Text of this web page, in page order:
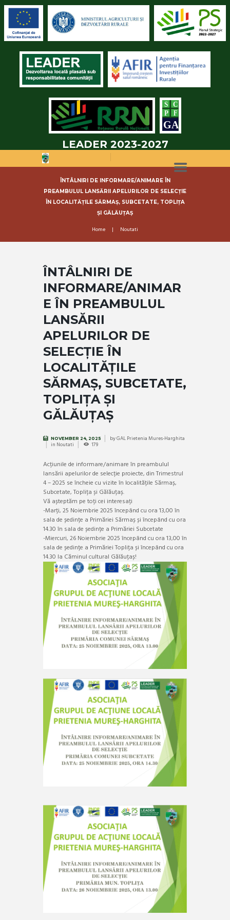
LEADER 2023-2027
ÎNTÂLNIRI DE INFORMARE/ANIMARE ÎN
PREAMBULUL LANSĂRII APELURILOR DE SELECȚIE
ÎN LOCALITĂȚILE SĂRMAȘ, SUBCETATE, TOPLIȚA
ȘI GĂLĂUȚAȘ
Home Noutati
ÎNTÂLNIRI DE
INFORMARE/ANIMAR
E ÎN PREAMBULUL
LANSĂRII
APELURILOR DE
SELECȚIE ÎN
LOCALITĂȚILE
SĂRMAȘ, SUBCETATE,
TOPLIȚA ȘI
GĂLĂUȚAȘ
NOVEMBER 24, 2025 byGAL Prietenia Mures-Harghita
in Noutati 179
Acțiunile de informare/animare în preambulul
lansării apelurilor de selecție proiecte, din Trimestrul
4 – 2025 se încheie cu vizite în localitățile Sărmaș,
Subcetate, Toplița și Gălăuțaș.
Vă așteptăm pe toți cei interesați
-Marți, 25 Noiembrie 2025 începând cu ora 13,00 în
sala de ședințe a Primăriei Sărmaș și începând cu ora
14.30 în sala de ședințe a Primăriei Subcetate
-Miercuri, 26 Noiembrie 2025 începând cu ora 13,00 în
sala de ședințe a Primăriei Toplița și începând cu ora
14.30 la Căminul cultural Gălăuțaș!